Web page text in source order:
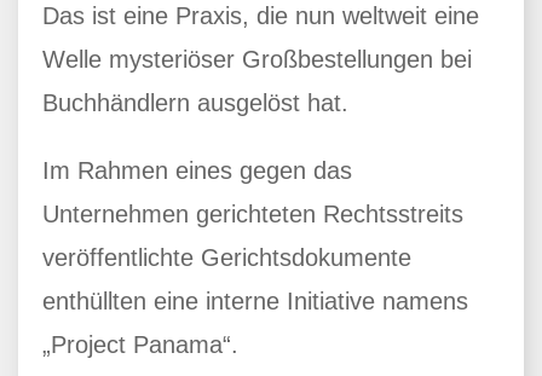
Das ist eine Praxis, die nun weltweit eine
Welle mysteriöser Großbestellungen bei
Buchhändlern ausgelöst hat.
Im Rahmen eines gegen das
Unternehmen gerichteten Rechtsstreits
veröffentlichte Gerichtsdokumente
enthüllten eine interne Initiative namens
„Project Panama“.